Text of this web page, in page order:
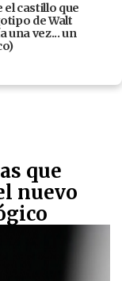
el castillo que
de Walt
una vez... un
que
nuevo